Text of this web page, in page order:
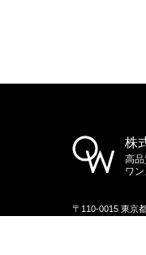
株
高品
ワ
〒110-0015 東京